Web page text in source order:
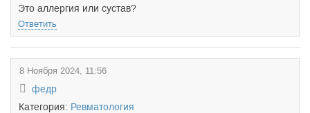
Это аллергия или сустав?
Ответить
8 Ноября 2024, 11:56
федр
Категория: Ревматология